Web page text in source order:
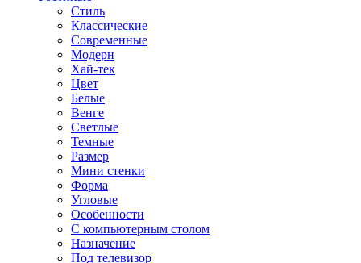
Стиль
Классические
Современные
Модерн
Хай-тек
Цвет
Белые
Венге
Светлые
Темные
Размер
Мини стенки
Форма
Угловые
Особенности
С компьютерным столом
Назначение
Под телевизор